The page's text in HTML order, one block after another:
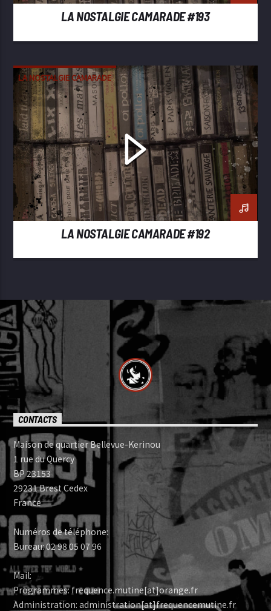
LA NOSTALGIE CAMARADE #193
LA NOSTALGIE CAMARADE
LA NOSTALGIE CAMARADE #192
CONTACTS
Maison de quartier Bellevue-Kerinou
1 rue du Quercy
BP 23153
29231 Brest Cedex
France
Numéros de téléphone:
Bureau: 02 98 05 07 96
Mail:
Programmes: frequence.mutine[at]orange.fr
Administration: administration[at]frequencemutine.fr